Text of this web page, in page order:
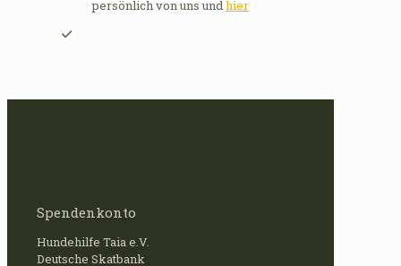
persönlich von uns undhier
Spendenkonto
Hundehilfe Taia e.V.
Deutsche Skatbank